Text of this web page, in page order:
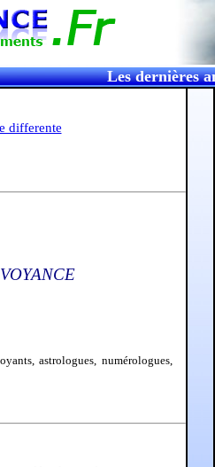
Les dernières
astrologues, numérologues,